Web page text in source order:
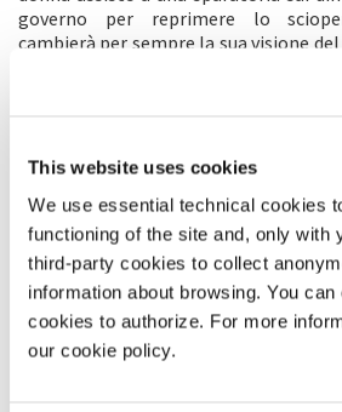
This website uses cookies
We use essential technical cookies
functioning of the site and, only with
third-party cookies to collect
information about browsing. You
cookies to authorize. For more
our cookie policy.
governo per reprimere lo
cambierà per sempre la sua visione
numerosi i dispersi. La città è
condanne sommarie e dal coprifuoco.
senza quartiere – a dispetto del
autorità. Il film è basato su un fatto
Novocherkassk il 2 giugno del 1962 e
Novanta. L’inchiesta è stata avviata
massacro erano state occultate in
perché non venissero mai ritrovate.
gli alti vertici governativi erano già
sono mai stati condannati.